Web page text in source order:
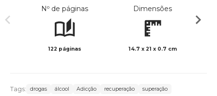
Nº de páginas
122 páginas
Dimensões
14.7 x 21 x 0.7 cm
Tags: drogas álcool Adicção recuperação superação